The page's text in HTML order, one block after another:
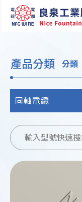
產品分類 分類
同軸電纜